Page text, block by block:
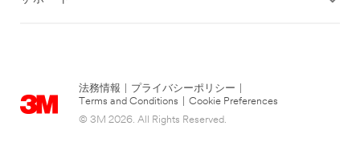
法務情報 プライバシーポリシー
Terms and Conditions
Cookie Preferences
© 3M 2026. All Rights Reserved.